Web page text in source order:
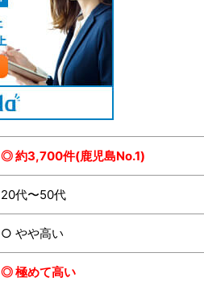
◎ 約3,700件(鹿児島No.1)
20代〜50代
○ やや高い
◎ 極めて高い